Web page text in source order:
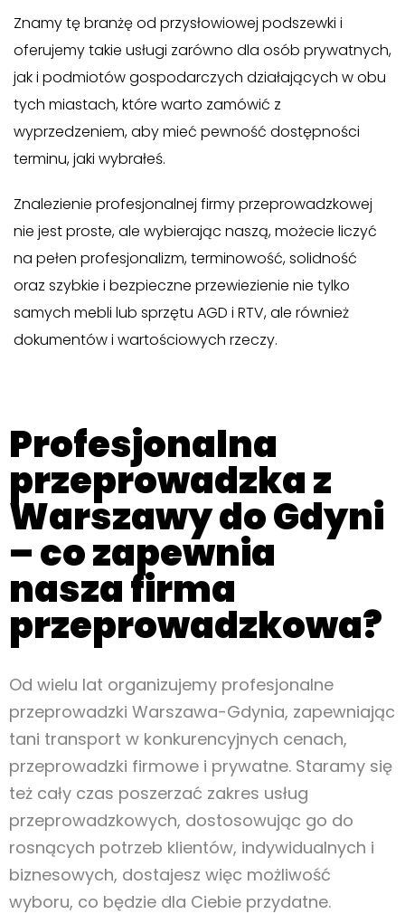
Znamy tę branżę od przysłowiowej podszewki i
oferujemy takie usługi zarówno dla osób prywatnych,
jak i podmiotów gospodarczych działających w obu
tych miastach, które warto zamówić z
wyprzedzeniem, aby mieć pewność dostępności
terminu, jaki wybrałeś.
Znalezienie profesjonalnej firmy przeprowadzkowej
nie jest proste, ale wybierając naszą, możecie liczyć
na pełen profesjonalizm, terminowość, solidność
oraz szybkie i bezpieczne przewiezienie nie tylko
samych mebli lub sprzętu AGD i RTV, ale również
dokumentów i wartościowych rzeczy.
Profesjonalna
przeprowadzka z
Warszawy do Gdyni
– co zapewnia
nasza firma
przeprowadzkowa?
Od wielu lat organizujemy profesjonalne
przeprowadzki Warszawa-Gdynia, zapewniając
tani transport w konkurencyjnych cenach,
przeprowadzki firmowe i prywatne. Staramy się
też cały czas poszerzać zakres usług
przeprowadzkowych, dostosowując go do
rosnących potrzeb klientów, indywidualnych i
biznesowych, dostajesz więc możliwość
wyboru, co będzie dla Ciebie przydatne.